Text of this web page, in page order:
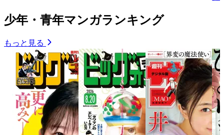
少年・青年マンガランキング
もっと見る